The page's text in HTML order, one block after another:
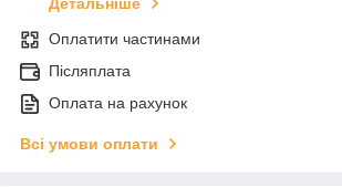
Детальніше
Оплатити частинами
Післяплата
Оплата на рахунок
Всі умови оплати